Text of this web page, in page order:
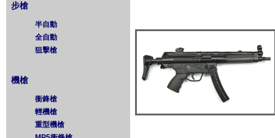
步槍
半自動
全自動
狙擊槍
機槍
衝鋒槍
輕機槍
重型機槍